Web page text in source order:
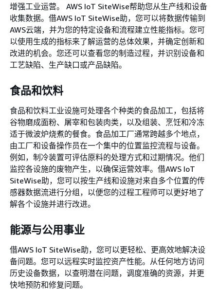
增强工业运营。 AWS IoT SiteWise帮助您从生产线和设备
收集数据。借AWS IoT SiteWise助，您可以将数据传输到
AWS云端，并为您的特定设备和流程建立性能指标。您可
以使用生成的指标来了解运营的总体效果，并确定创新和
改进的机会。您还可以查看您的制造过程，并识别设备和
工艺缺陷、生产缺口或产品缺陷。
食品和饮料
食品和饮料工业设施可处理各个种类的食品加工，包括将
谷物磨成面粉、屠宰和包装肉类，以及组装、烹饪和冷冻
适于微波炉烧煮的餐食。食品加工厂通常跨越多个地点，
由工厂和设备操作员在一个集中的位置监控流程与设备。
例如，制冷装置可评估原料的处理方式和过期情况。他们
监控各设施的废物产生，以确保运营效率。借AWS IoT
SiteWise助，您可以按生产线和设施对来自多个位置的传
感器数据流进行分组，以便您的过程工程师可以更好地了
解各个设施并进行改进。
能源与公用事业
借AWS IoT SiteWise助，您可以更轻松、更高效地解决设
备问题。您可以远程实时监控资产性能。从任何地方访问
历史设备数据，以查明潜在问题，调度准确的资源，并更
快地预防和修复问题。